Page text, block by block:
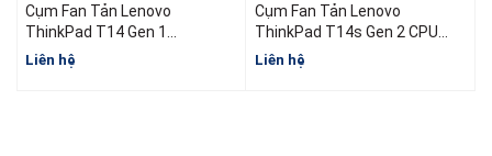
Cụm Fan Tản Lenovo
ThinkPad T14 Gen 1
5H40W36698 5H40W36699
5H40W36700
Liên hệ
Cụm Fan Tản Lenovo
ThinkPad T14s Gen 2 CPU
AMD
Liên hệ